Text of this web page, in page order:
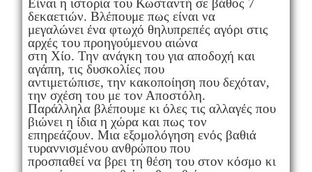
Είναι η ιστορία του Κωσταντή σε βάθος 7
δεκαετιών. Βλέπουμε πως είναι να
μεγαλώνει ένα φτωχό θηλυπρεπές αγόρι στις
αρχές του προηγούμενου αιώνα
στη Χίο. Την ανάγκη του για αποδοχή και
αγάπη, τις δυσκολίες που
αντιμετώπισε, την κακοποίηση που δεχόταν,
την σχέση του με τον Αποστόλη.
Παράλληλα βλέπουμε κι όλες τις αλλαγές που
βιώνει η ίδια η χώρα και πως τον
επηρεάζουν. Μια εξομολόγηση ενός βαθιά
τυραννισμένου ανθρώπου που
προσπαθεί να βρει τη θέση του στον κόσμο κι